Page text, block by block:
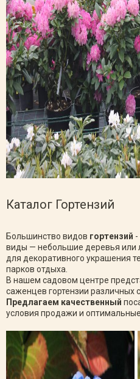
Каталог Гортензий
Большинство видов гортензий -
виды — небольшие деревья или
для декоративного украшения
парков отдыха.
В нашем садовом центре
саженцев гортензии различных
Предлагаем качественный
условия продажи и